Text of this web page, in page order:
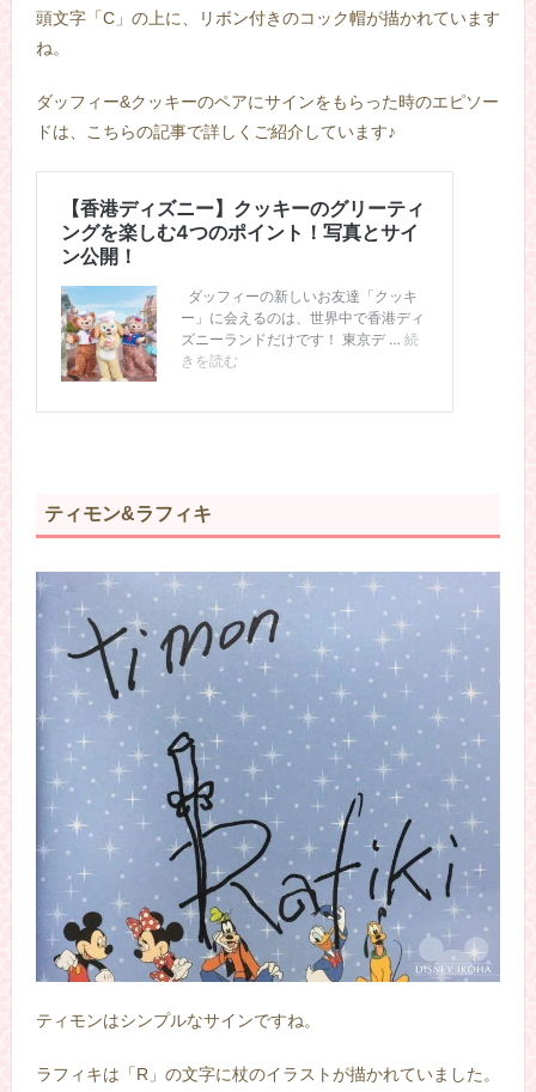
頭文字「C」の上に、リボン付きのコック帽が描かれています
ね。
ダッフィー&クッキーのペアにサインをもらった時のエピソー
ドは、こちらの記事で詳しくご紹介しています♪
ティモン&ラフィキ
ティモンはシンプルなサインですね。
ラフィキは「R」の文字に杖のイラストが描かれていました。